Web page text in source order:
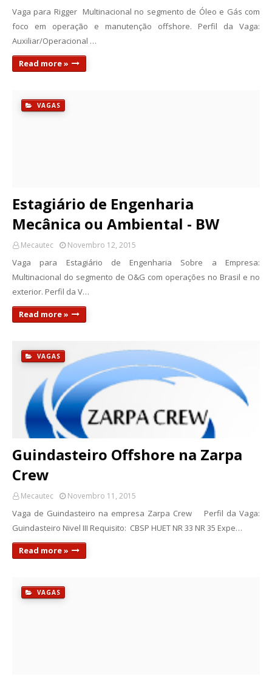
Vaga para Rigger Multinacional no segmento de Óleo e Gás com
foco em operação e manutenção offshore. Perfil da Vaga:
Auxiliar/Operacional …
Read more »
VAGAS
Estagiário de Engenharia
Mecânica ou Ambiental - BW
Mecautec Novembro 12, 2015
Vaga para Estagiário de Engenharia Sobre a Empresa:
Multinacional do segmento de O&G com operações no Brasil e no
exterior. Perfil da V…
Read more »
VAGAS
Guindasteiro Offshore na Zarpa
Crew
Mecautec Novembro 11, 2015
Vaga de Guindasteiro na empresa Zarpa Crew Perfil da Vaga:
Guindasteiro Nivel III Requisito: CBSP HUET NR 33 NR 35 Expe…
Read more »
VAGAS